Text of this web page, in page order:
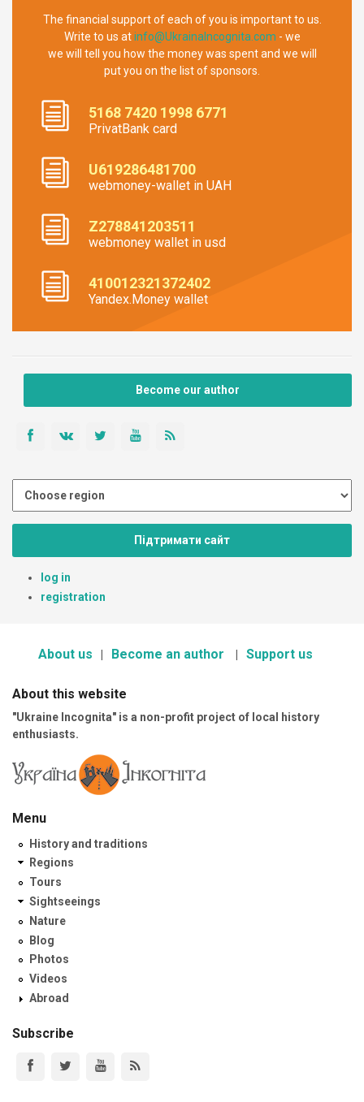
The financial support of each of you is important to us.
Write to us atinfo@UkrainaIncognita.com - we
we will tell you how the money was spent and we will
put you on the list of sponsors.
5168 7420 1998 6771
PrivatBank card
U619286481700
webmoney-wallet in UAH
Z278841203511
webmoney wallet in usd
410012321372402
Yandex.Money wallet
Become our author
Підтримати сайт
log in
registration
About us Become an author Support us
About this website
"Ukraine Incognita" is a non-profit project of local history
enthusiasts.
Menu
History and traditions
Regions
Tours
Sightseeings
Nature
Blog
Photos
Videos
Abroad
Subscribe